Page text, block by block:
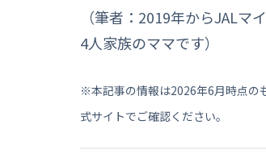
（筆者：2019年からJAL
4人家族のママです）
※本記事の情報は2026年6月時点の
式サイトでご確認ください。